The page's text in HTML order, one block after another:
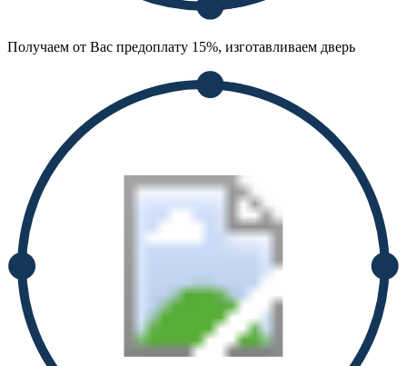
Получаем от Вас предоплату 15%, изготавливаем дверь